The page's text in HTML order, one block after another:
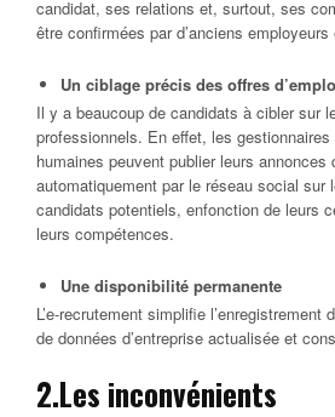
candidat, ses relations et, surtout, ses
être confirmées par d’anciens
Un ciblage précis des offres
Il y a beaucoup de candidats à cibler sur
professionnels. En effet, les
humaines peuvent publier leurs annonces
automatiquement par le réseau social sur
candidats potentiels, enfonction de leurs
leurs compétences.
Une disponibilité permanente
L’e-recrutement simplifie l’enregistrement
de données d’entreprise actualisée et
2.Les inconvénients